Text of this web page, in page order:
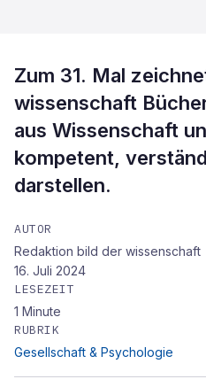
Zum 31. Mal
wissenschaft
aus Wissenschaft
kompetent,
darstellen.
AUTOR
Redaktion bild der wissenschaft
16. Juli 2024
LESEZEIT
1 Minute
RUBRIK
Gesellschaft & Psychologie